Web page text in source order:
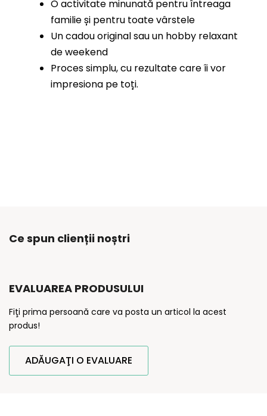
O activitate minunată pentru întreaga
familie și pentru toate vârstele
Un cadou original sau un hobby relaxant
de weekend
Proces simplu, cu rezultate care îi vor
impresiona pe toți.
Ce spun clienții noștri
EVALUAREA PRODUSULUI
Fiţi prima persoană care va posta un articol la acest
produs!
ADĂUGAŢI O EVALUARE